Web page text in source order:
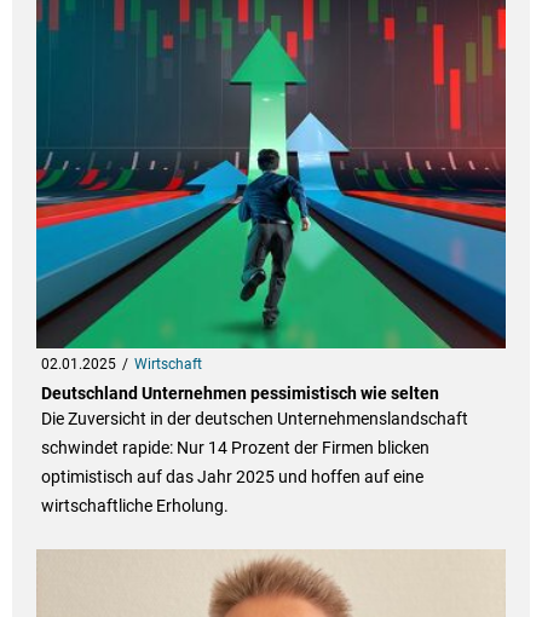
02.01.2025 Wirtschaft
Deutschland Unternehmen pessimistisch wie selten
Die Zuversicht in der deutschen Unternehmenslandschaft
schwindet rapide: Nur 14 Prozent der Firmen blicken
optimistisch auf das Jahr 2025 und hoffen auf eine
wirtschaftliche Erholung.